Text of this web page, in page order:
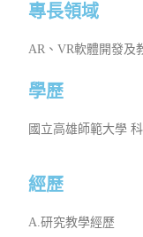
專長領域
AR、VR軟體開發及
學歷
國立高雄師範大學
經歷
A.研究教學經歷